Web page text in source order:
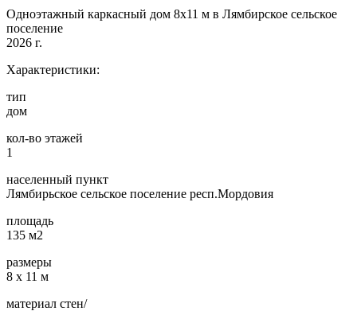
Одноэтажный каркасный дом 8х11 м в Лямбирское сельское
поселение
2026 г.
Характеристики:
тип
дом
кол-во этажей
1
населенный пункт
Лямбирьское сельское поселение респ.Мордовия
площадь
135 м2
размеры
8 х 11 м
материал стен/